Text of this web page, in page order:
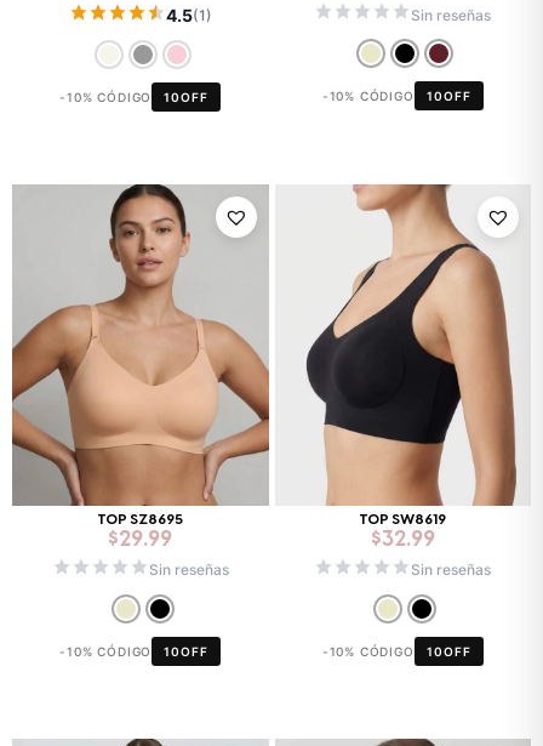
4.5(1)
-10% CÓDIGO 10OFF
Sin reseñas
-10% CÓDIGO 10OFF
TOP SZ8695
$29.99
Sin reseñas
-10% CÓDIGO 10OFF
TOP SW8619
$32.99
Sin reseñas
-10% CÓDIGO 10OFF